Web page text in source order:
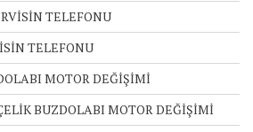
TELEFONU
TELEFONU
MOTOR DEĞİŞİMİ
BUZDOLABI MOTOR DEĞİŞİMİ